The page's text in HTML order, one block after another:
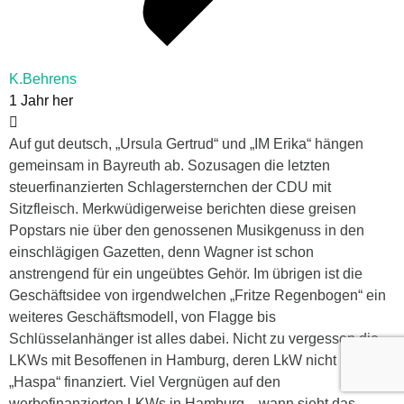
K.Behrens
1 Jahr her
Auf gut deutsch, „Ursula Gertrud“ und „IM Erika“ hängen
gemeinsam in Bayreuth ab. Sozusagen die letzten
steuerfinanzierten Schlagersternchen der CDU mit
Sitzfleisch. Merkwüdigerweise berichten diese greisen
Popstars nie über den genossenen Musikgenuss in den
einschlägigen Gazetten, denn Wagner ist schon
anstrengend für ein ungeübtes Gehör. Im übrigen ist die
Geschäftsidee von irgendwelchen „Fritze Regenbogen“ ein
weiteres Geschäftsmodell, von Flagge bis
Schlüsselanhänger ist alles dabei. Nicht zu vergessen die
LKWs mit Besoffenen in Hamburg, deren LkW nicht nur die
„Haspa“ finanziert. Viel Vergnügen auf den